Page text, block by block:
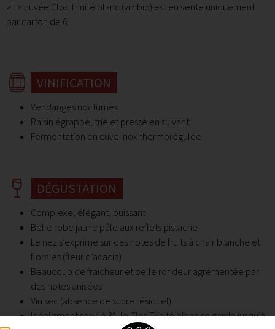
> La cuvée Clos Trinité blanc (vin bio) est en vente uniquement
par carton de 6
VINIFICATION
Vendanges nocturnes
Raisin égrappé, trié et pressé en suivant
Fermentation en cuve inox thermorégulée
DÉGUSTATION
Complexe, élégant, puissant
Belle robe jaune pâle aux reflets pistache
Le nez s’exprime sur des notes de fruits à chair blanche et
florales (fleur d’acacia)
Beaucoup de fraicheur et belle rondeur agrémentée par
des notes anisées
Vin sec (absence de sucre résiduel)
Idéalement servi à 8°, le Clos Trinité blanc se garde jusqu’à